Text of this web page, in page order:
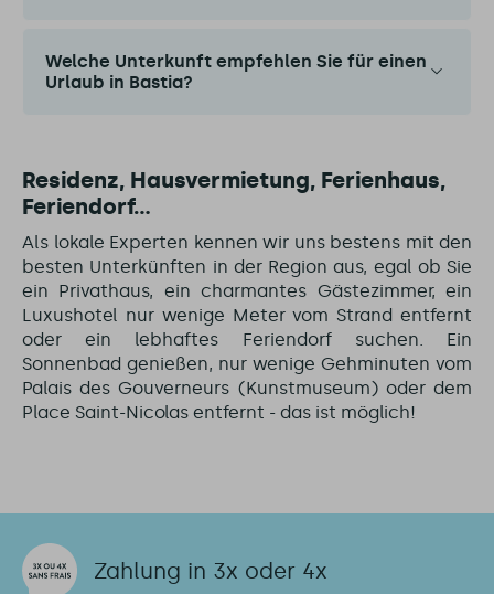
Welche Unterkunft empfehlen Sie für einen
Urlaub in Bastia?
Residenz, Hausvermietung, Ferienhaus,
Feriendorf...
Als lokale Experten kennen wir uns bestens mit den
besten Unterkünften in der Region aus, egal ob Sie
ein Privathaus, ein charmantes Gästezimmer, ein
Luxushotel nur wenige Meter vom Strand entfernt
oder ein lebhaftes Feriendorf suchen. Ein
Sonnenbad genießen, nur wenige Gehminuten vom
Palais des Gouverneurs (Kunstmuseum) oder dem
Place Saint-Nicolas entfernt - das ist möglich!
Zahlung in 3x oder 4x